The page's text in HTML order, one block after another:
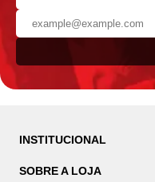
INSTITUCIONAL
SOBRE A LOJA